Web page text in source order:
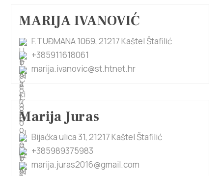
MARIJA IVANOVIĆ
F.TUĐMANA 1069, 21217 Kaštel Štafilić
+385911618061
marija.ivanovic@st.htnet.hr
Marija Juras
Bijaćka ulica 31, 21217 Kaštel Štafilić
+385989375983
marija.juras2016@gmail.com